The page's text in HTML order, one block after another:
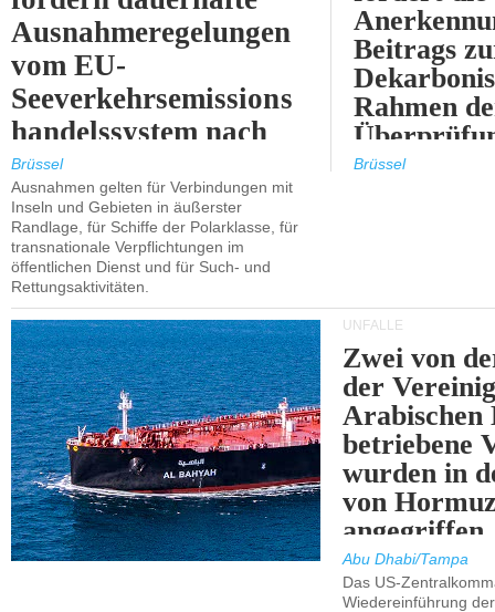
Ausnahmeregelungen
vom EU-
Seeverkehrsemissions
handelssystem nach
2030.
Brüssel
Ausnahmen gelten für Verbindungen mit
Inseln und Gebieten in äußerster
Randlage, für Schiffe der Polarklasse, für
transnationale Verpflichtungen im
öffentlichen Dienst und für Such- und
Rettungsaktivitäten.
Beitrags
Rahmen
ETS.
Brüssel
UNFÄLLE
Zwei von
der
Arabischen
betriebene
wurden in
von
angegriffen.
Abu Dhabi/Tampa
Das US-
Wiedereinführung